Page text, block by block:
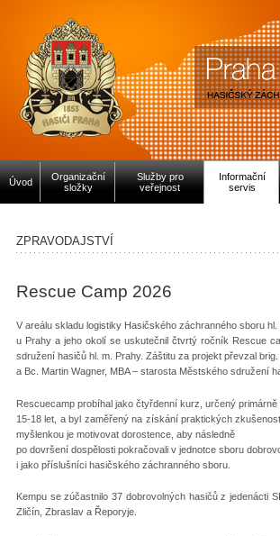
Úvod
Organizační
složky
Služby pro
veřejnost
Informační
servis
ZPRAVODAJSTVÍ
Rescue Camp 2026
V areálu skladu logistiky Hasičského záchranného sboru
u Prahy a jeho okolí se uskutečnil čtvrtý ročník Rescue
sdružení hasičů hl. m. Prahy. Záštitu za projekt převzal
a Bc. Martin Wagner, MBA – starosta Městského sdružení
Rescuecamp probíhal jako čtyřdenní kurz, určený
15-18 let, a byl zaměřený na získání praktických
myšlenkou je motivovat dorostence, aby následně
po dovršení dospělosti pokračovali v jednotce sboru
i jako příslušníci hasičského záchranného sboru.
Kempu se zúčastnilo 37 dobrovolných hasičů z jedenácti
Zličín, Zbraslav a Řeporyje.